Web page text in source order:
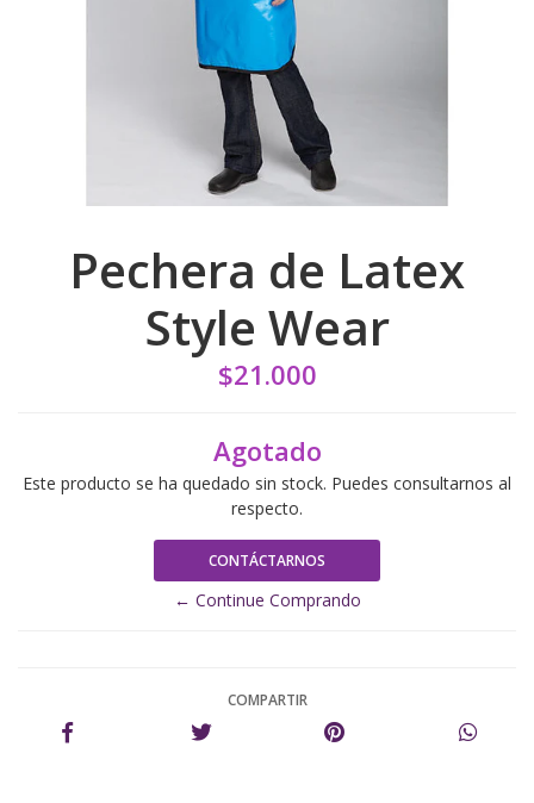
Pechera de Latex
Style Wear
$21.000
Agotado
Este producto se ha quedado sin stock. Puedes consultarnos al
respecto.
CONTÁCTARNOS
← Continue Comprando
COMPARTIR